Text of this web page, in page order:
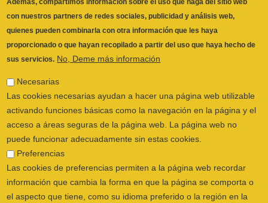
ILUSTRE COLEGIO OFICIAL DE
FISIOTERAPEUTAS DE LA COMUNIDAD
VALENCIANA© 2026
CALLE SAN VICENTE Nº 61,2º-2ª. CÓDIGO
POLÍTICA PRIVACIDAD|AVISO LEGAL|
POLÍTICA DE COOKIES| CANAL DEL
INFORMANTE
sus servicios. No, Deme más información
Necesarias
Las cookies necesarias ayudan a hacer una página web utilizable
activando funciones básicas como la navegación en la página y el
puede funcionar adecuadamente sin estas cookies.
Preferencias
Las cookies de preferencias permiten a la página web recordar
información que cambia la forma en que la página se comporta o
el aspecto que tiene, como su idioma preferido o la región en la
que usted se encuentra.
Estadística
Las cookies estadísticas ayudan a los propietarios de páginas web